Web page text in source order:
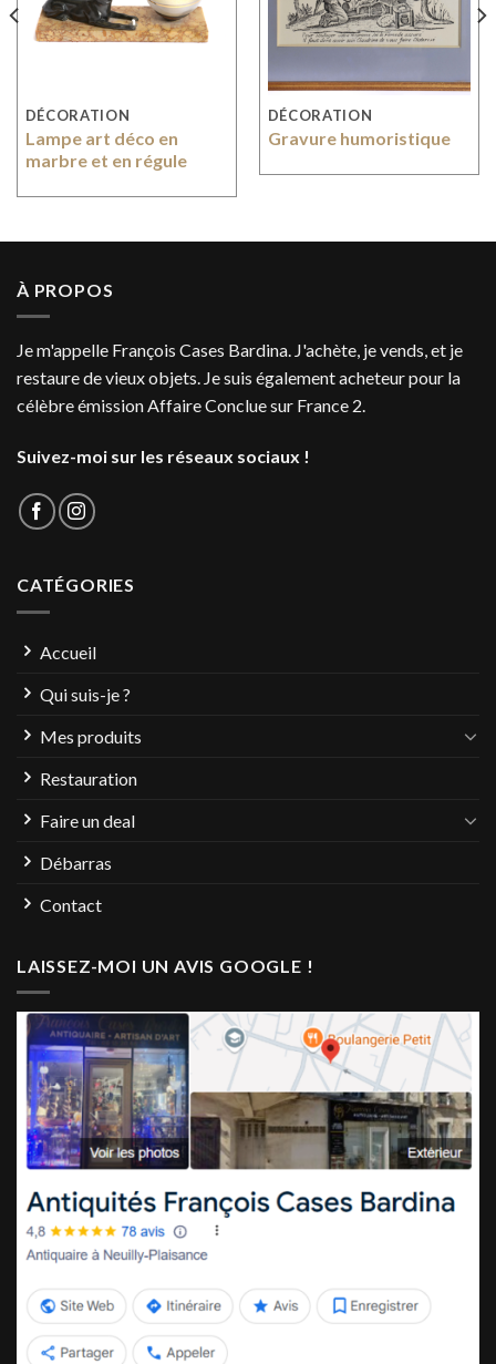
DÉCORATION
Lampe art déco en
marbre et en régule
DÉCORATION
Gravure humoristique
À PROPOS
Je m'appelle François Cases Bardina. J'achète, je vends, et je
restaure de vieux objets. Je suis également acheteur pour la
célèbre émission Affaire Conclue sur France 2.
Suivez-moi sur les réseaux sociaux !
CATÉGORIES
Accueil
Qui suis-je ?
Mes produits
Restauration
Faire un deal
Débarras
Contact
LAISSEZ-MOI UN AVIS GOOGLE !